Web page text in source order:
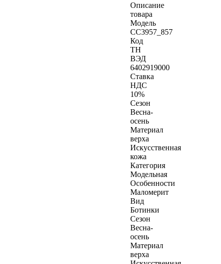
Описание
товара
Модель
CC3957_857
Код
ТН
ВЭД
6402919000
Ставка
НДС
10%
Сезон
Весна-
осень
Материал
верха
Искусственная
кожа
Категория
Модельная
Особенности
Маломерит
Вид
Ботинки
Сезон
Весна-
осень
Материал
верха